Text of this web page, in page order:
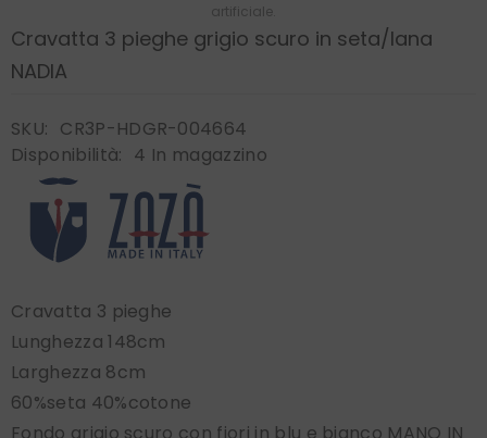
artificiale.
Cravatta 3 pieghe grigio scuro in seta/lana
NADIA
SKU: CR3P-HDGR-004664
Disponibilità: 4 In magazzino
Cravatta 3 pieghe
Lunghezza 148cm
Larghezza 8cm
60%seta 40%cotone
Fondo grigio scuro con fiori in blu e bianco MANO IN